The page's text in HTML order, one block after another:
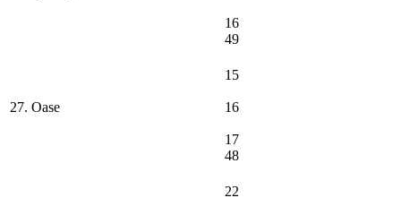
16
49
27. Oase
15
16
17
48
22